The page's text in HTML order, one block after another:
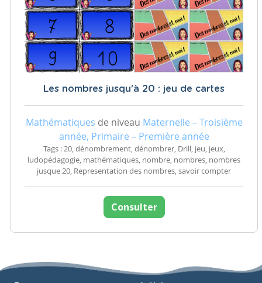
Les nombres jusqu'à 20 : jeu de cartes
Mathématiques de niveau Maternelle – Troisième
année, Primaire – Première année
Tags : 20, dénombrement, dénombrer, Drill, jeu, jeux,
ludopédagogie, mathématiques, nombre, nombres, nombres
jusque 20, Representation des nombres, savoir compter
Consulter